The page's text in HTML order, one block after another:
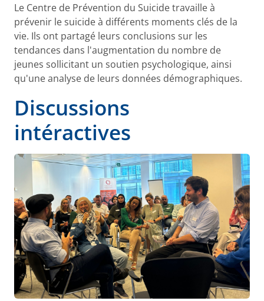
Le Centre de Prévention du Suicide travaille à
prévenir le suicide à différents moments clés de la
vie. Ils ont partagé leurs conclusions sur les
tendances dans l'augmentation du nombre de
jeunes sollicitant un soutien psychologique, ainsi
qu'une analyse de leurs données démographiques.
Discussions
intéractives